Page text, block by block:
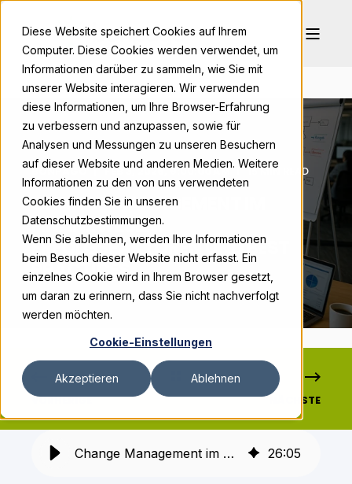
Diese Website speichert Cookies auf Ihrem
Computer. Diese Cookies werden verwendet, um
Informationen darüber zu sammeln, wie Sie mit
unserer Website interagieren. Wir verwenden
diese Informationen, um Ihre Browser-Erfahrung
zu verbessern und anzupassen, sowie für
Analysen und Messungen zu unseren Besuchern
auf dieser Website und anderen Medien. Weitere
Informationen zu den von uns verwendeten
Cookies finden Sie in unseren
Datenschutzbestimmungen.
Wenn Sie ablehnen, werden Ihre Informationen
beim Besuch dieser Website nicht erfasst. Ein
einzelnes Cookie wird in Ihrem Browser gesetzt,
um daran zu erinnern, dass Sie nicht nachverfolgt
werden möchten.
Cookie-Einstellungen
Akzeptieren Ablehnen
BONPAGO FEB 3, 2026, 9:00:00 AM 15 MIN READ
CHANGE MANAGEMENT IM
FINANZWESEN:
ERFOLGSFAKTOREN UND BEST
PRACTICES
VORHERIGE NÄCHSTE
Change Management im Finanzwesen: Erfolgsfaktoren und Best Practices 26:05